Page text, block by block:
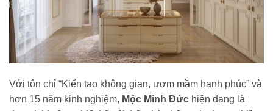
Với tôn chỉ “Kiến tạo không gian, ươm mầm hạnh phúc” và
hơn 15 năm kinh nghiệm, Mộc Minh Đức hiện đang là